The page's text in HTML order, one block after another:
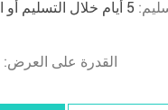
القدرة على العرض: